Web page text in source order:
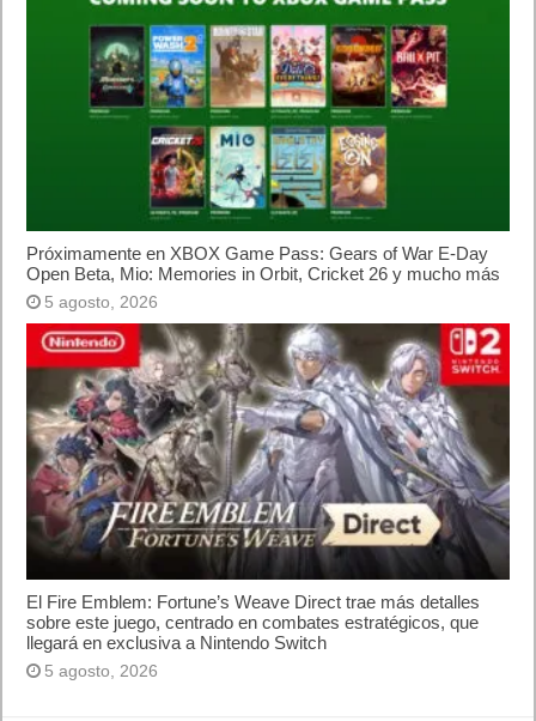
Próximamente en XBOX Game Pass: Gears of War E-Day
Open Beta, Mio: Memories in Orbit, Cricket 26 y mucho más
5 agosto, 2026
El Fire Emblem: Fortune’s Weave Direct trae más detalles
sobre este juego, centrado en combates estratégicos, que
llegará en exclusiva a Nintendo Switch
5 agosto, 2026